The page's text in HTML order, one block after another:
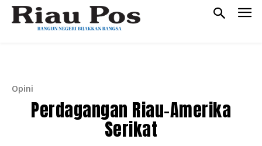
Opini
Perdagangan Riau-Amerika
Serikat